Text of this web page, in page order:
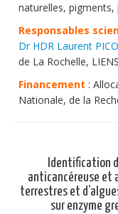
naturelles, pigments,
Responsables
Dr HDR Laurent
de La Rochelle,
Financement :
Nationale, de la
Identification
anticancéreuse et
terrestres et
sur enzyme